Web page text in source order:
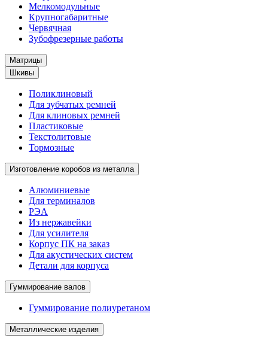
Мелкомодульные
Крупногабаритные
Червячная
Зубофрезерные работы
Матрицы
Шкивы
Поликлиновый
Для зубчатых ремней
Для клиновых ремней
Пластиковые
Текстолитовые
Тормозные
Изготовление коробов из металла
Алюминиевые
Для терминалов
РЭА
Из нержавейки
Для усилителя
Корпус ПК на заказ
Для акустических систем
Детали для корпуса
Гуммирование валов
Гуммирование полиуретаном
Металлические изделия